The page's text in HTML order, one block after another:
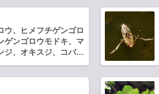
ウ、ヒメフチゲンゴロ
ゲンゴロウモドキ、マ
ジ、オキスジ、コバン